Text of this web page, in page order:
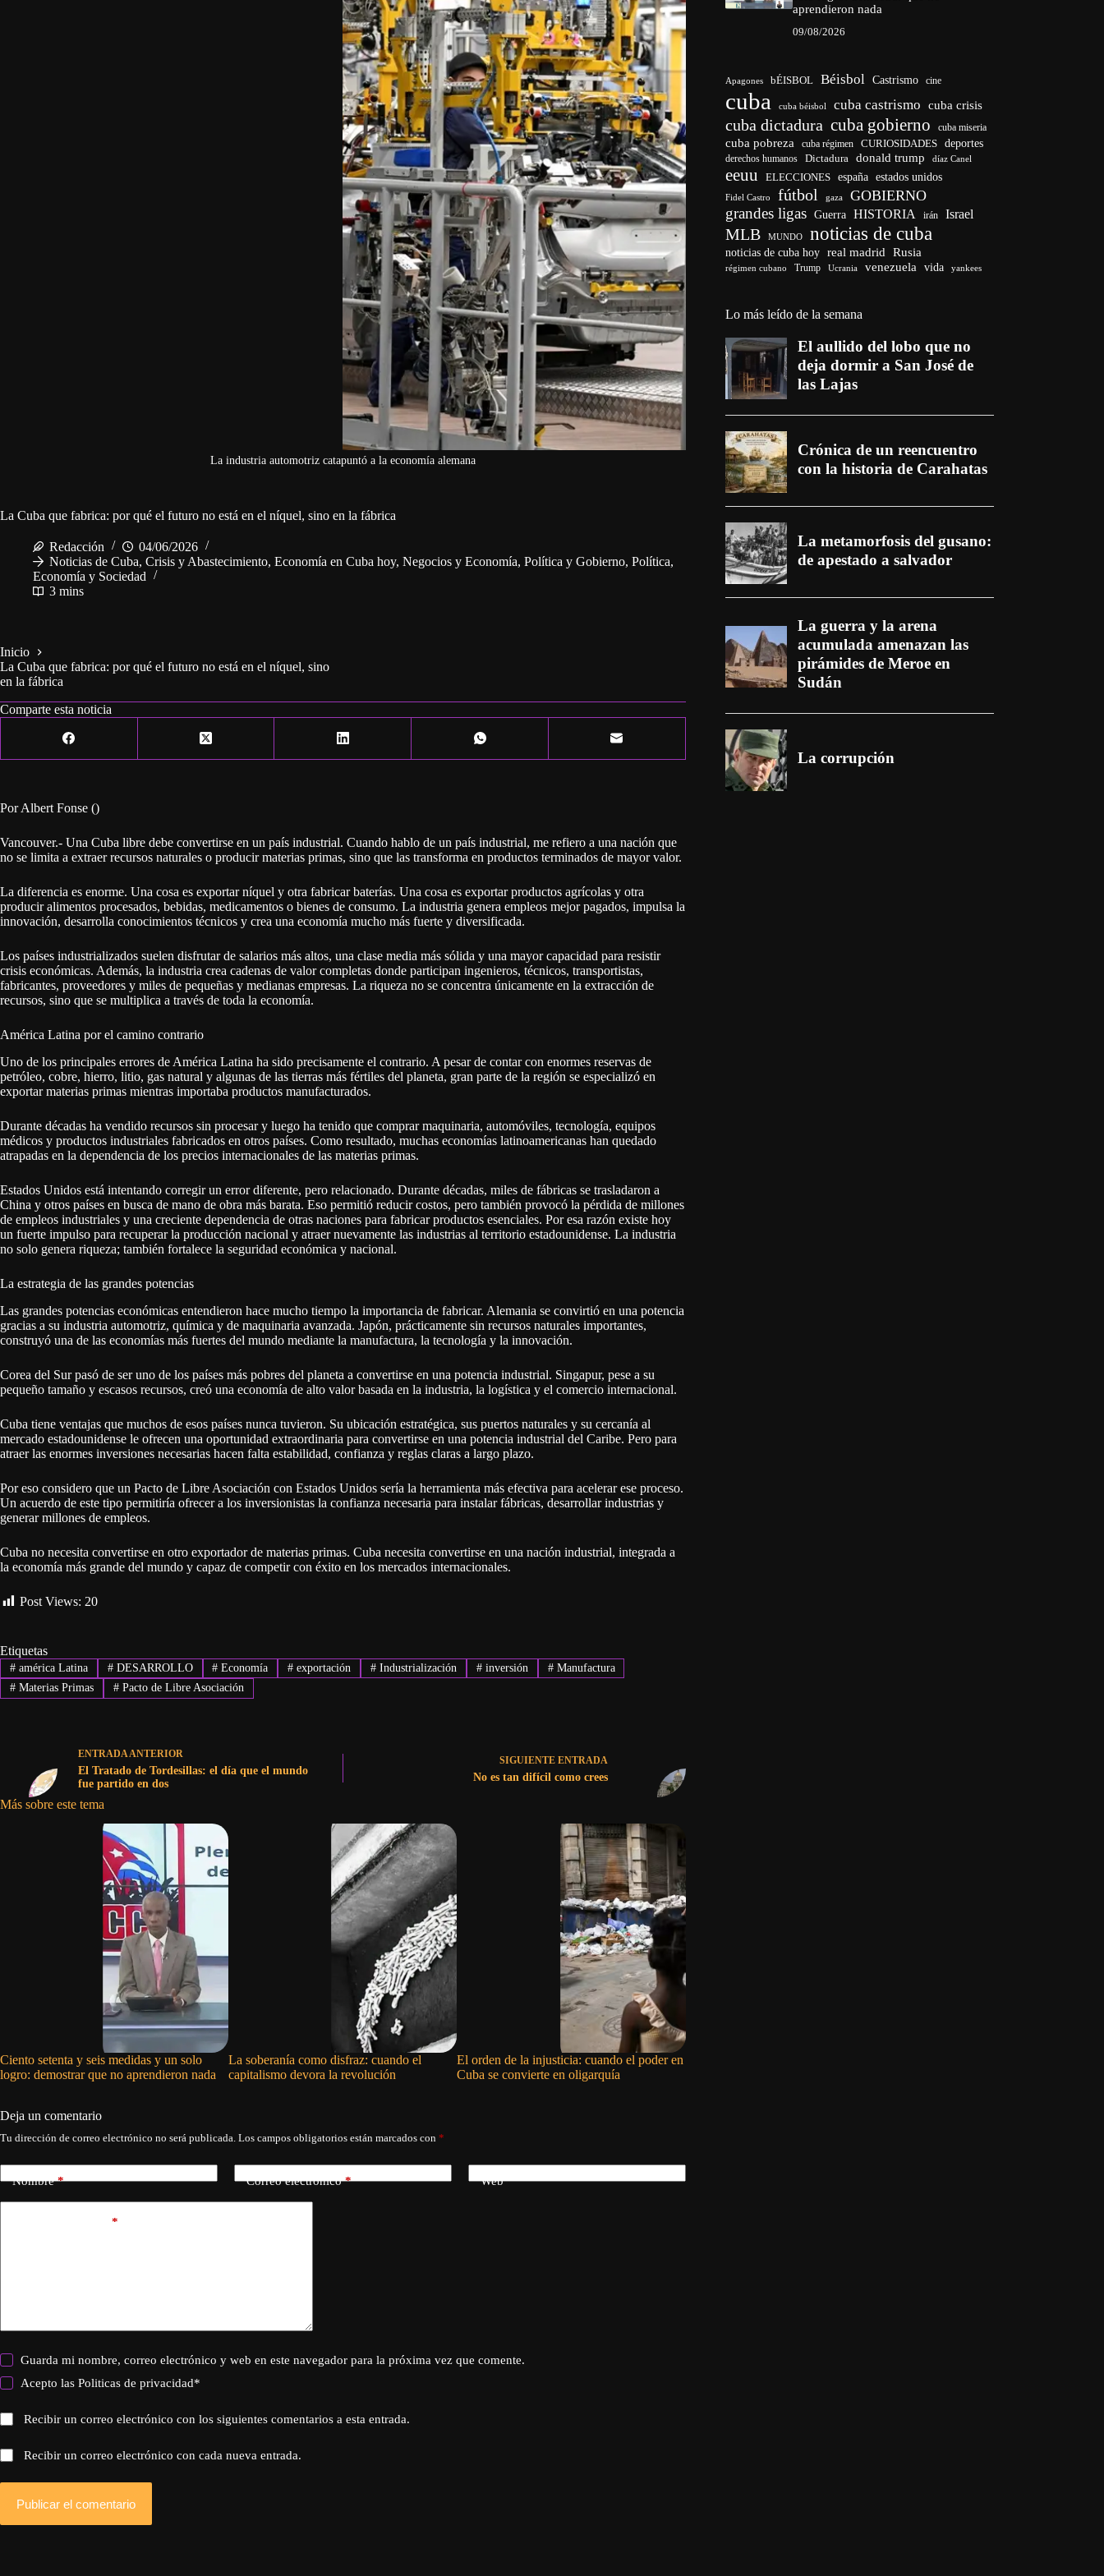
La industria automotriz catapuntó a la economía alemana
La Cuba que fabrica: por qué el futuro no está en el níquel, sino en la fábrica
Redacción
04/06/2026
Noticias de Cuba, Crisis y Abastecimiento, Economía en Cuba hoy, Negocios y Economía, Política y Gobierno, Política,
Economía y Sociedad
3 mins
Inicio
La Cuba que fabrica: por qué el futuro no está en el níquel, sino
en la fábrica
Comparte esta noticia
Por Albert Fonse ()
Vancouver.- Una Cuba libre debe convertirse en un país industrial. Cuando hablo de un país industrial, me refiero a una nación que
no se limita a extraer recursos naturales o producir materias primas, sino que las transforma en productos terminados de mayor valor.
La diferencia es enorme. Una cosa es exportar níquel y otra fabricar baterías. Una cosa es exportar productos agrícolas y otra
producir alimentos procesados, bebidas, medicamentos o bienes de consumo. La industria genera empleos mejor pagados, impulsa la
innovación, desarrolla conocimientos técnicos y crea una economía mucho más fuerte y diversificada.
Los países industrializados suelen disfrutar de salarios más altos, una clase media más sólida y una mayor capacidad para resistir
crisis económicas. Además, la industria crea cadenas de valor completas donde participan ingenieros, técnicos, transportistas,
fabricantes, proveedores y miles de pequeñas y medianas empresas. La riqueza no se concentra únicamente en la extracción de
recursos, sino que se multiplica a través de toda la economía.
América Latina por el camino contrario
Uno de los principales errores de América Latina ha sido precisamente el contrario. A pesar de contar con enormes reservas de
petróleo, cobre, hierro, litio, gas natural y algunas de las tierras más fértiles del planeta, gran parte de la región se especializó en
exportar materias primas mientras importaba productos manufacturados.
Durante décadas ha vendido recursos sin procesar y luego ha tenido que comprar maquinaria, automóviles, tecnología, equipos
médicos y productos industriales fabricados en otros países. Como resultado, muchas economías latinoamericanas han quedado
atrapadas en la dependencia de los precios internacionales de las materias primas.
Estados Unidos está intentando corregir un error diferente, pero relacionado. Durante décadas, miles de fábricas se trasladaron a
China y otros países en busca de mano de obra más barata. Eso permitió reducir costos, pero también provocó la pérdida de millones
de empleos industriales y una creciente dependencia de otras naciones para fabricar productos esenciales. Por esa razón existe hoy
un fuerte impulso para recuperar la producción nacional y atraer nuevamente las industrias al territorio estadounidense. La industria
no solo genera riqueza; también fortalece la seguridad económica y nacional.
La estrategia de las grandes potencias
Las grandes potencias económicas entendieron hace mucho tiempo la importancia de fabricar. Alemania se convirtió en una potencia
gracias a su industria automotriz, química y de maquinaria avanzada. Japón, prácticamente sin recursos naturales importantes,
construyó una de las economías más fuertes del mundo mediante la manufactura, la tecnología y la innovación.
Corea del Sur pasó de ser uno de los países más pobres del planeta a convertirse en una potencia industrial. Singapur, pese a su
pequeño tamaño y escasos recursos, creó una economía de alto valor basada en la industria, la logística y el comercio internacional.
Cuba tiene ventajas que muchos de esos países nunca tuvieron. Su ubicación estratégica, sus puertos naturales y su cercanía al
mercado estadounidense le ofrecen una oportunidad extraordinaria para convertirse en una potencia industrial del Caribe. Pero para
atraer las enormes inversiones necesarias hacen falta estabilidad, confianza y reglas claras a largo plazo.
Por eso considero que un Pacto de Libre Asociación con Estados Unidos sería la herramienta más efectiva para acelerar ese proceso.
Un acuerdo de este tipo permitiría ofrecer a los inversionistas la confianza necesaria para instalar fábricas, desarrollar industrias y
generar millones de empleos.
Cuba no necesita convertirse en otro exportador de materias primas. Cuba necesita convertirse en una nación industrial, integrada a
la economía más grande del mundo y capaz de competir con éxito en los mercados internacionales.
Post Views: 20
Etiquetas
#américa Latina #DESARROLLO # Economía # exportación # Industrialización #inversión #Manufactura
#Materias Primas #Pacto de Libre Asociación
ENTRADAANTERIOR
El Tratado de Tordesillas: el día que el mundo
fue partido en dos
SIGUIENTE ENTRADA
No es tan difícil como crees
Más sobre este tema
Ciento setenta y seis medidas y un solo
logro: demostrar que no aprendieron nada
La soberanía como disfraz: cuando el
capitalismo devora la revolución
El orden de la injusticia: cuando el poder en
Cuba se convierte en oligarquía
Deja un comentario
Tu dirección de correo electrónico no será publicada. Los campos obligatorios están marcados con *
Nombre* Correo electrónico* Web
*
Guarda mi nombre, correo electrónico y web en este navegador para la próxima vez que comente.
Acepto lasPoliticas de privacidad*
Recibir un correo electrónico con los siguientes comentarios a esta entrada.
Recibir un correo electrónico con cada nueva entrada.
Publicar el comentario
aprendieron nada
09/08/2026
Apagones bÉISBOL Béisbol Castrismo cine
cuba cuba béisbol cuba castrismo cuba crisis
cuba dictadura cuba gobierno cuba miseria
cuba pobreza cuba régimen CURIOSIDADES deportes
derechos humanos Dictadura donald trump díaz Canel
eeuu ELECCIONES españa estados unidos
Fidel Castro fútbol gaza GOBIERNO
grandes ligas Guerra HISTORIA irán Israel
MLB MUNDO noticias de cuba
noticias de cuba hoy real madrid Rusia
régimen cubano Trump Ucrania venezuela vida yankees
Lo más leído de la semana